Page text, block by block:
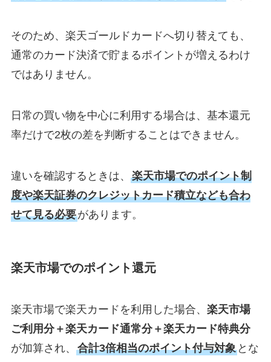
そのため、楽天ゴールドカードへ切り替えても、
通常のカード決済で貯まるポイントが増えるわけ
ではありません。
日常の買い物を中心に利用する場合は、基本還元
率だけで2枚の差を判断することはできません。
違いを確認するときは、 楽天市場でのポイント制
度や楽天証券のクレジットカード積立なども合わ
せて見る必要があります。
楽天市場でのポイント還元
楽天市場で楽天カードを利用した場合、 楽天市場
ご利用分＋楽天カード通常分＋楽天カード特典分
が加算され、 合計3倍相当のポイント付与対象とな